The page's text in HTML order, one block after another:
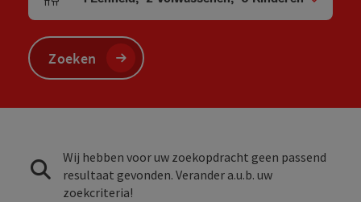
Aantal eenheden en persoonsvelden
Zoeken
Wij hebben voor uw zoekopdracht geen passend
resultaat gevonden. Verander a.u.b. uw
zoekcriteria!